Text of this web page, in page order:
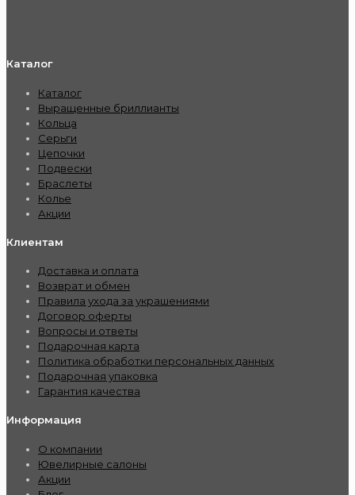
Каталог
Каталог
Выращенные бриллианты
Кольца
Серьги
Цепочки
Подвески
Браслеты
Колье
Акции
Клиентам
Доставка и оплата
Возврат и обмен
Правила ухода за украшениями
Договор оферты
Вопросы и ответы
Подарочная карта
Политика обработки персональных данных
Подарочная упаковка
Гарантия качества
Информация
О компании
Ювелирные салоны
Акции